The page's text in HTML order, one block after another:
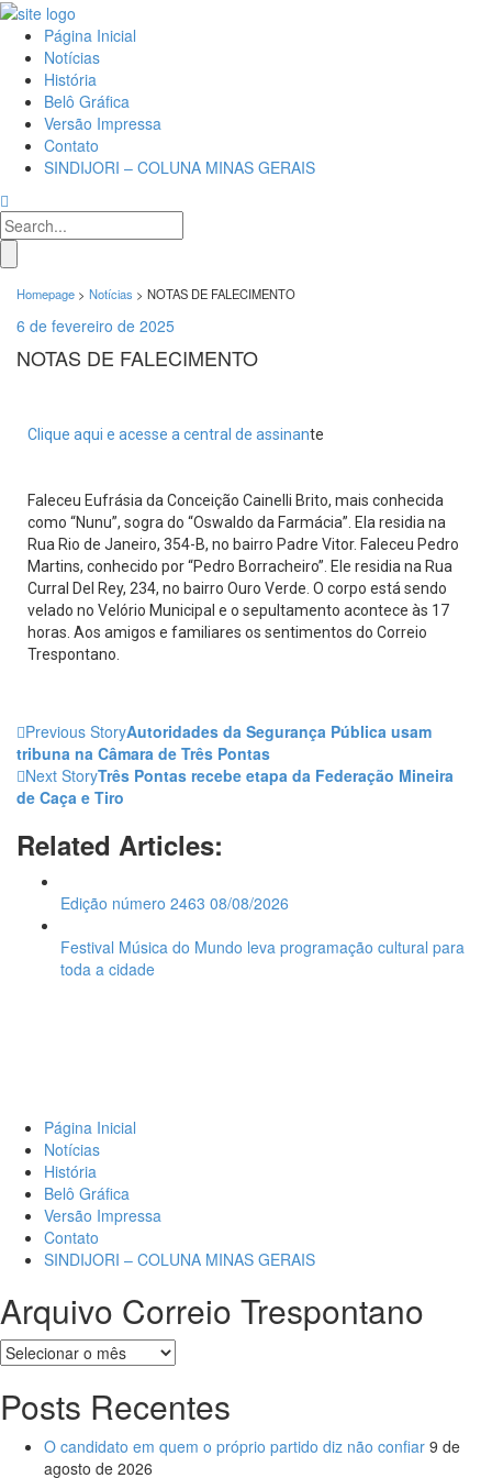
Página Inicial
Notícias
História
Belô Gráfica
Versão Impressa
Contato
SINDIJORI – COLUNA MINAS GERAIS
Homepage > Notícias > NOTAS DE FALECIMENTO
6 de fevereiro de 2025
NOTAS DE FALECIMENTO
Clique aqui e acesse a central de assinante
Faleceu Eufrásia da Conceição Cainelli Brito, mais conhecida
como “Nunu”, sogra do “Oswaldo da Farmácia”. Ela residia na
Rua Rio de Janeiro, 354-B, no bairro Padre Vitor. Faleceu Pedro
Martins, conhecido por “Pedro Borracheiro”. Ele residia na Rua
Curral Del Rey, 234, no bairro Ouro Verde. O corpo está sendo
velado no Velório Municipal e o sepultamento acontece às 17
horas. Aos amigos e familiares os sentimentos do Correio
Trespontano.
Previous StoryAutoridades da Segurança Pública usam
tribuna na Câmara de Três Pontas
Next StoryTrês Pontas recebe etapa da Federação Mineira
de Caça e Tiro
Related Articles:
Edição número 2463 08/08/2026
Festival Música do Mundo leva programação cultural para
toda a cidade
Página Inicial
Notícias
História
Belô Gráfica
Versão Impressa
Contato
SINDIJORI – COLUNA MINAS GERAIS
Arquivo Correio Trespontano
Posts Recentes
O candidato em quem o próprio partido diz não confiar 9 de
agosto de 2026